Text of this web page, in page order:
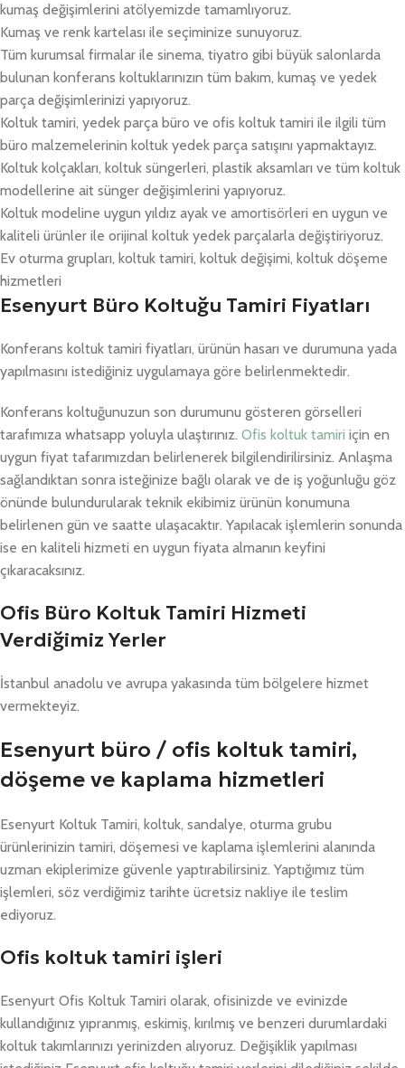
kumaş değişimlerini atölyemizde tamamlıyoruz.
Kumaş ve renk kartelası ile seçiminize sunuyoruz.
Tüm kurumsal firmalar ile sinema, tiyatro gibi büyük salonlarda
bulunan konferans koltuklarınızın tüm bakım, kumaş ve yedek
parça değişimlerinizi yapıyoruz.
Koltuk tamiri, yedek parça büro ve ofis koltuk tamiri ile ilgili tüm
büro malzemelerinin koltuk yedek parça satışını yapmaktayız.
Koltuk kolçakları, koltuk süngerleri, plastik aksamları ve tüm koltuk
modellerine ait sünger değişimlerini yapıyoruz.
Koltuk modeline uygun yıldız ayak ve amortisörleri en uygun ve
kaliteli ürünler ile orijinal koltuk yedek parçalarla değiştiriyoruz.
Ev oturma grupları, koltuk tamiri, koltuk değişimi, koltuk döşeme
hizmetleri
Esenyurt Büro Koltuğu Tamiri Fiyatları
Konferans koltuk tamiri fiyatları, ürünün hasarı ve durumuna yada
yapılmasını istediğiniz uygulamaya göre belirlenmektedir.
Konferans koltuğunuzun son durumunu gösteren görselleri
tarafımıza whatsapp yoluyla ulaştırınız. Ofis koltuk tamiri için en
uygun fiyat tafarımızdan belirlenerek bilgilendirilirsiniz. Anlaşma
sağlandıktan sonra isteğinize bağlı olarak ve de iş yoğunluğu göz
önünde bulundurularak teknik ekibimiz ürünün konumuna
belirlenen gün ve saatte ulaşacaktır. Yapılacak işlemlerin sonunda
ise en kaliteli hizmeti en uygun fiyata almanın keyfini
çıkaracaksınız.
Ofis Büro Koltuk Tamiri Hizmeti
Verdiğimiz Yerler
İstanbul anadolu ve avrupa yakasında tüm bölgelere hizmet
vermekteyiz.
Esenyurt büro / ofis koltuk tamiri,
döşeme ve kaplama hizmetleri
Esenyurt Koltuk Tamiri, koltuk, sandalye, oturma grubu
ürünlerinizin tamiri, döşemesi ve kaplama işlemlerini alanında
uzman ekiplerimize güvenle yaptırabilirsiniz. Yaptığımız tüm
işlemleri, söz verdiğimiz tarihte ücretsiz nakliye ile teslim
ediyoruz.
Ofis koltuk tamiri işleri
Esenyurt Ofis Koltuk Tamiri olarak, ofisinizde ve evinizde
kullandığınız yıpranmış, eskimiş, kırılmış ve benzeri durumlardaki
koltuk takımlarınızı yerinizden alıyoruz. Değişiklik yapılması